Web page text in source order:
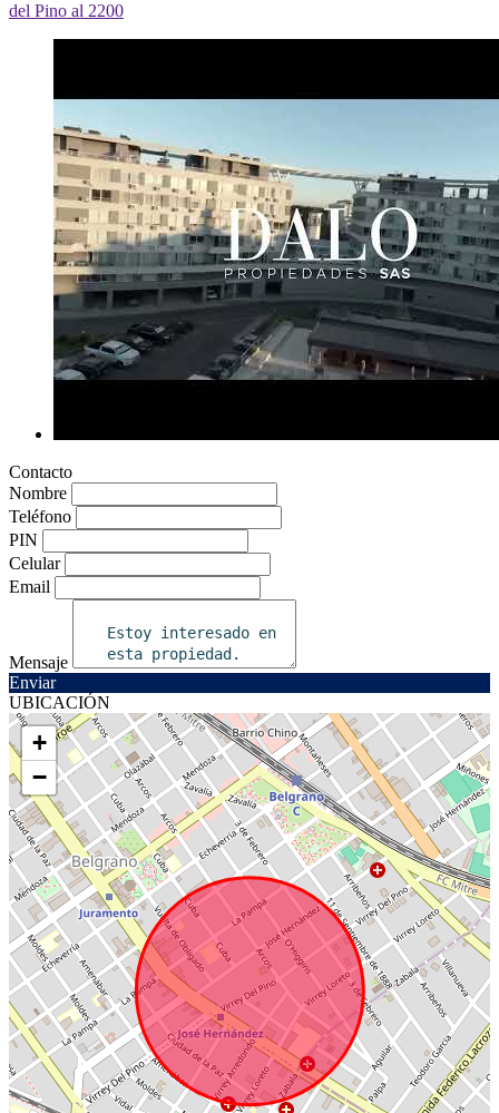
Contacto
Nombre
Teléfono
PIN
Celular
Email
Mensaje
Enviar
UBICACIÓN
+
−